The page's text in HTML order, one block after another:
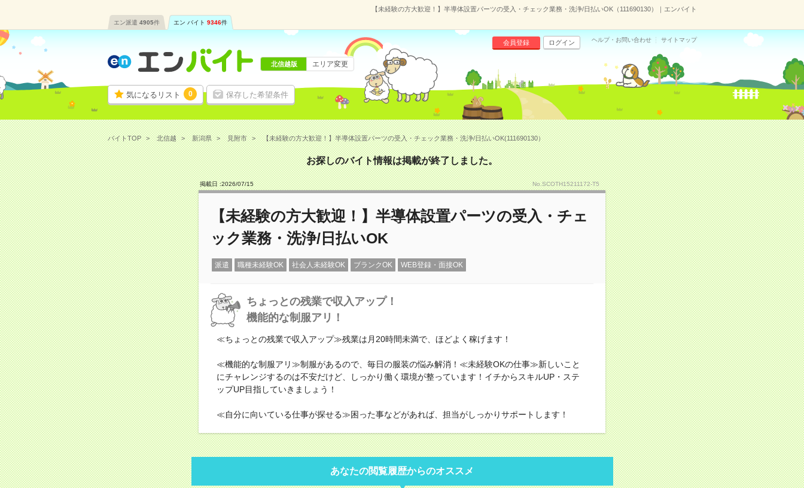
【未経験の方大歓迎！】半導体設置パーツの受入・チェック業務・洗浄/日払いOK（111690130）｜エンバイト
エン派遣 4905件 エン バイト 9346件
気になるリスト 0 保存した希望条件
会員登録 ログイン ヘルプ・お問い合わせ サイトマップ
北信越版 エリア変更
バイトTOP 北信越 新潟県 見附市 【未経験の方大歓迎！】半導体設置パーツの受入・チェック業務・洗浄/日払いOK(111690130）
お探しのバイト情報は掲載が終了しました。
掲載日 :2026/07/15 No.SCOTH15211172-T5
【未経験の方大歓迎！】半導体設置パーツの受入・チェ
ック業務・洗浄/日払いOK
派遣 職種未経験OK 社会人未経験OK ブランクOK WEB登録・面接OK
ちょっとの残業で収入アップ！
機能的な制服アリ！
≪ちょっとの残業で収入アップ≫残業は月20時間未満で、ほどよく稼げます！
≪機能的な制服アリ≫制服があるので、毎日の服装の悩み解消！≪未経験OKの仕事≫新しいこと
にチャレンジするのは不安だけど、しっかり働く環境が整っています！イチからスキルUP・ステ
ップUP目指していきましょう！
≪自分に向いている仕事が探せる≫困った事などがあれば、担当がしっかりサポートします！
あなたの閲覧履歴からのオススメ